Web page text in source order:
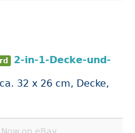
2-in-1-Decke-und-
32 x 26 cm, Decke,